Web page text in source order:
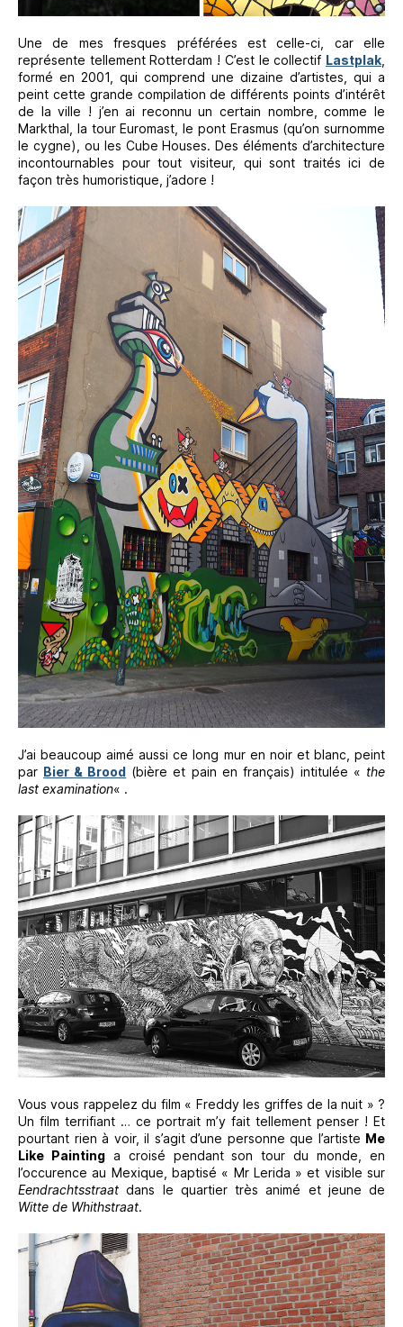
Une de mes fresques préférées est celle-ci, car elle
représente tellement Rotterdam ! C’est le collectif Lastplak
formé en 2001, qui comprend une dizaine d’artistes, qui a
peint cette grande compilation de différents points d’intérêt
de la ville ! j’en ai reconnu un certain nombre, comme le
Markthal, la tour Euromast, le pont Erasmus (qu’on surnomme
le cygne), ou les Cube Houses. Des éléments d’architecture
incontournables pour tout visiteur, qui sont traités ici de
façon très humoristique, j’adore !
J’ai beaucoup aimé aussi ce long mur en noir et blanc, peint
par Bier & Brood (bière et pain en français) intitulée « the
last examination« .
Vous vous rappelez du film « Freddy les griffes de la nuit » ?
Un film terrifiant … ce portrait m’y fait tellement penser ! Et
pourtant rien à voir, il s’agit d’une personne que l’artiste Me
Like Paintinga croisé pendant son tour du monde, en
l’occurence au Mexique, baptisé « Mr Lerida » et visible sur
Eendrachtsstraat dans le quartier très animé et jeune de
Witte de Whithstraat.